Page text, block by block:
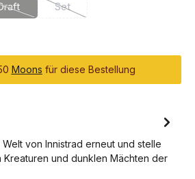
zurzeit nicht verfügbar.)
(Diese Option ist zurzeit nicht verfügbar.)
Set
(Diese Option ist zurzeit nicht
Moons für diese Bestellung
von Innistrad erneut und stelle
und dunklen Mächten der